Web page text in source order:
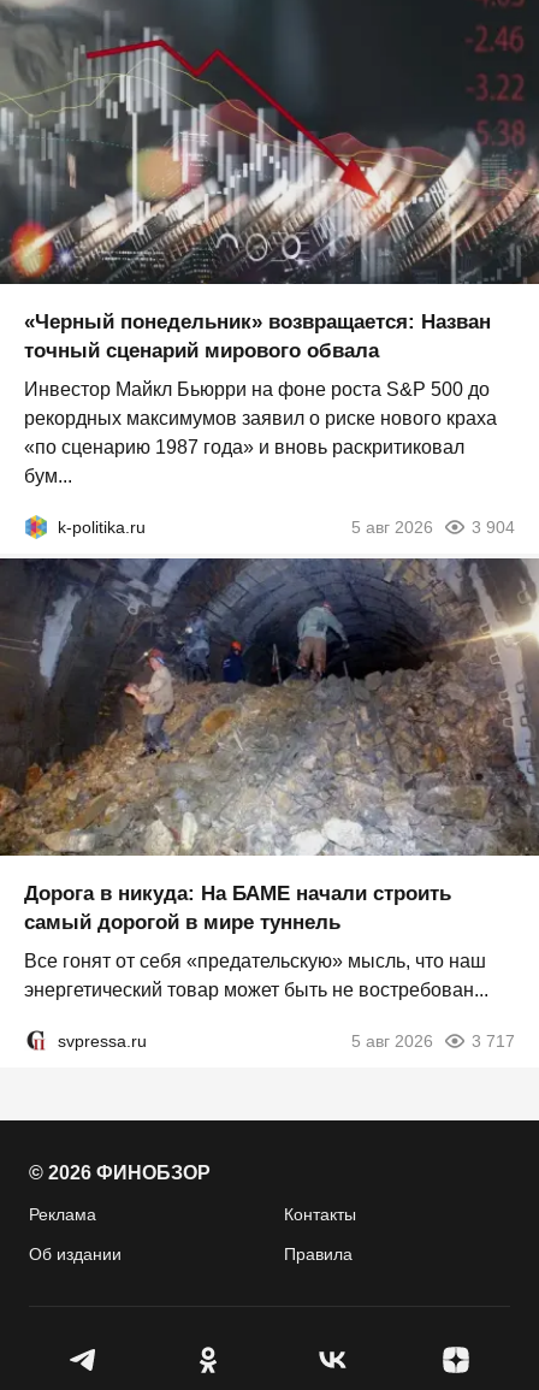
«Черный понедельник» возвращается: Назван
точный сценарий мирового обвала
Инвестор Майкл Бьюрри на фоне роста S&P 500 до
рекордных максимумов заявил о риске нового краха
«по сценарию 1987 года» и вновь раскритиковал
бум...
k-politika.ru 5 авг 2026 3 904
Дорога в никуда: На БАМЕ начали строить
самый дорогой в мире туннель
Все гонят от себя «предательскую» мысль, что наш
энергетический товар может быть не востребован...
svpressa.ru 5 авг 2026 3 717
© 2026 ФИНОБЗОР
Реклама Контакты
Об издании Правила